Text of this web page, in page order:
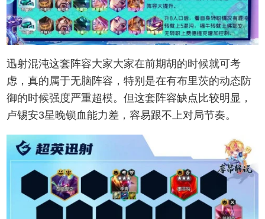
迅射混沌这套阵容大家大家在前期胡的时候就可考
虑，真的属于无脑阵容，特别是在有布里茨的动态防
御的时候强度严重超模。但这套阵容缺点比较明显，
卢锡安3星晚锁血能力差，容易跟不上对局节奏。